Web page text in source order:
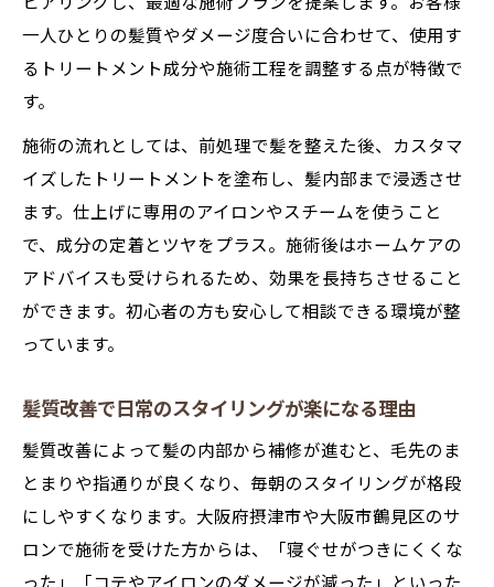
一人ひとりの髪質やダメージ度合いに合わせて、使用す
るトリートメント成分や施術工程を調整する点が特徴で
す。
施術の流れとしては、前処理で髪を整えた後、カスタマ
イズしたトリートメントを塗布し、髪内部まで浸透させ
ます。仕上げに専用のアイロンやスチームを使うこと
で、成分の定着とツヤをプラス。施術後はホームケアの
アドバイスも受けられるため、効果を長持ちさせること
ができます。初心者の方も安心して相談できる環境が整
っています。
髪質改善で日常のスタイリングが楽になる理由
髪質改善によって髪の内部から補修が進むと、毛先のま
とまりや指通りが良くなり、毎朝のスタイリングが格段
にしやすくなります。大阪府摂津市や大阪市鶴見区のサ
ロンで施術を受けた方からは、「寝ぐせがつきにくくな